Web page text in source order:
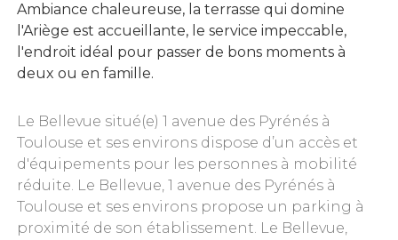
Ambiance chaleureuse, la terrasse qui domine
l'Ariège est accueillante, le service impeccable,
l'endroit idéal pour passer de bons moments à
deux ou en famille.
Le Bellevue situé(e) 1 avenue des Pyrénés à
Toulouse et ses environs dispose d’un accès et
d'équipements pour les personnes à mobilité
réduite. Le Bellevue, 1 avenue des Pyrénés à
Toulouse et ses environs propose un parking à
proximité de son établissement. Le Bellevue,